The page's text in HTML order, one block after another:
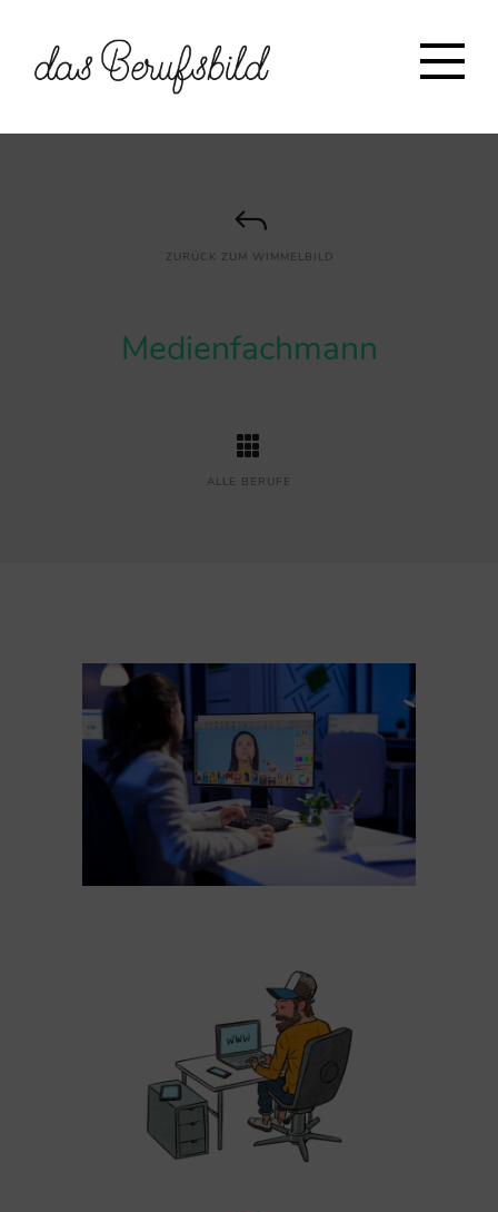
ZURÜCK ZUM WIMMELBILD
Medienfachmann
ALLE BERUFE